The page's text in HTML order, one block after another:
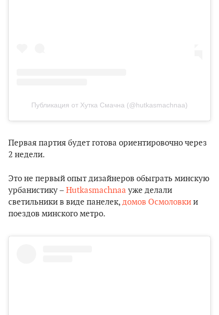
Публикация от Хутка Смачна (@hutkasmachnaa)
Первая партия будет готова ориентировочно через
2 недели.
Это не первый опыт дизайнеров обыграть минскую
урбанистику – Hutkasmachnaa уже делали
светильники в виде панелек, домов Осмоловки и
поездов минского метро.